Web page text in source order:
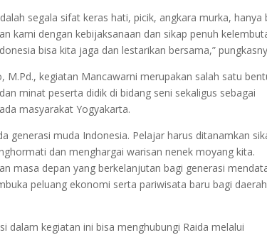
segala sifat keras hati, picik, angkara murka, hanya
kami dengan kebijaksanaan dan sikap penuh
bisa kita jaga dan lestarikan bersama,”
M.Pd., kegiatan Mancawarni merupakan salah satu
minat peserta didik di bidang seni sekaligus sebagai
masyarakat Yogyakarta.
generasi muda Indonesia. Pelajar harus ditanamkan
dan menghargai warisan nenek moyang kita.
masa depan yang berkelanjutan bagi generasi
peluang ekonomi serta pariwisata baru bagi
dalam kegiatan ini bisa menghubungi Raida melalui